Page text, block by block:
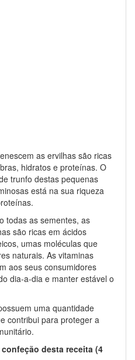
as ervilhas são ricas
hidratos e proteínas. O
trunfo destas pequenas
está na sua riqueza
todas as sementes, as
são ricas em ácidos
umas moléculas que
naturais. As vitaminas
aos seus consumidores
dia-a-dia e manter estável o
uma quantidade
contribui para proteger a
desta receita (4